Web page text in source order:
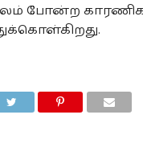
போன்ற